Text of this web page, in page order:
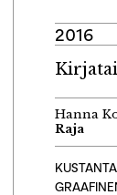
2016
Hanna
Raja